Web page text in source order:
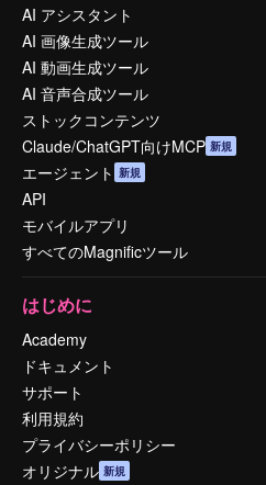
AI アシスタント
AI 画像生成ツール
AI 動画生成ツール
AI 音声合成ツール
ストックコンテンツ
Claude/ChatGPT向けMCP 新規
エージェント 新規
API
モバイルアプリ
すべてのMagnificツール
はじめに
Academy
ドキュメント
サポート
利用規約
プライバシーポリシー
オリジナル 新規